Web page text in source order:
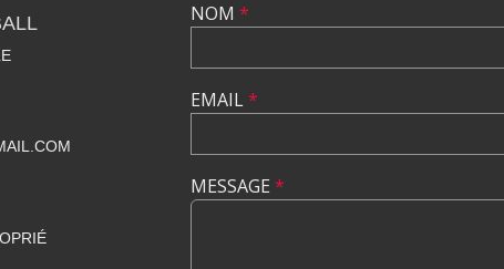
NOM *
EMAIL*
MESSAGE *